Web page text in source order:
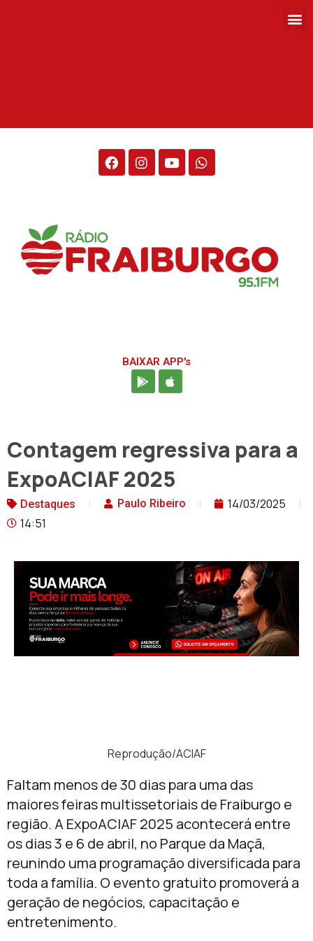
BAIXAR APP's
Contagem regressiva para a
ExpoACIAF 2025
Destaques Paulo Ribeiro
14/03/2025
14:51
Reprodução/ACIAF
Faltam menos de 30 dias para uma das
maiores feiras multissetoriais de Fraiburgo e
região. A ExpoACIAF 2025 acontecerá entre
os dias 3 e 6 de abril, no Parque da Maçã,
reunindo uma programação diversificada para
toda a família. O evento gratuito promoverá a
geração de negócios, capacitação e
entretenimento.